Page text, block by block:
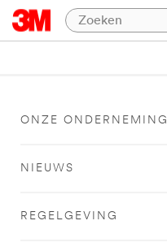
ONZE ONDERNEMING
NIEUWS
REGELGEVING